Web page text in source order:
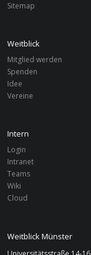
Sitemap
Weitblick
Mitglied werden
Spenden
Idee
Vereine
Intern
Login
Intranet
Teams
Wiki
Cloud
Weitblick Münster